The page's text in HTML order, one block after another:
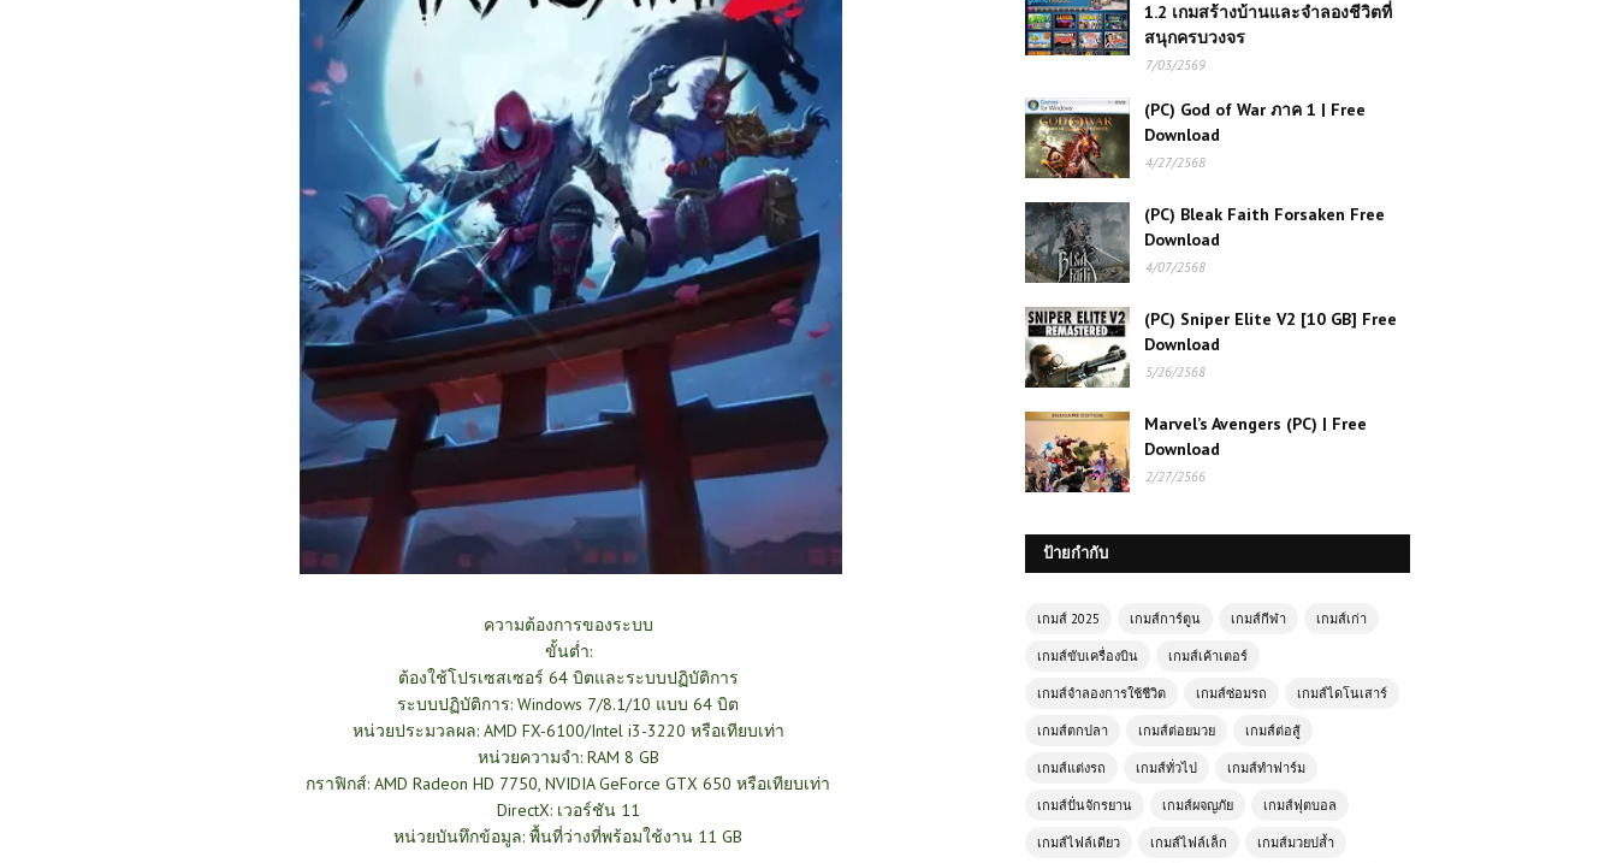
ความต้องการของระบบ
ขั้นต่ำ:
ต้องใช้โปรเซสเซอร์ 64 บิตและระบบปฏิบัติการ
ระบบปฏิบัติการ: Windows 7/8.1/10 แบบ 64 บิต
หน่วยประมวลผล: AMD FX-6100/Intel i3-3220 หรือเทียบเท่า
หน่วยความจำ: RAM 8 GB
กราฟิกส์: AMD Radeon HD 7750, NVIDIA GeForce GTX 650 หรือเทียบเท่า
DirectX: เวอร์ชัน 11
หน่วยบันทึกข้อมูล: พื้นที่ว่างที่พร้อมใช้งาน 11 GB
1.2 เกมสร้างบ้านและจำลองชีวิตที่
สนุกครบวงจร
7/03/2569
(PC) God of War ภาค 1 | Free
Download
4/27/2568
(PC) Bleak Faith Forsaken Free
Download
4/07/2568
(PC) Sniper Elite V2 [10 GB] Free
Download
5/26/2568
Marvel’s Avengers (PC) | Free
Download
2/27/2566
ป้ายกำกับ
เกมส์ 2025 เกมส์การ์ตูน เกมส์กีฬา เกมส์เก่า
เกมส์ขับเครื่องบิน เกมส์เค้าเตอร์
เกมส์จำลองการใช้ชีวิต เกมส์ซ่อมรถ เกมส์ไดโนเสาร์
เกมส์ตกปลา เกมส์ต่อยมวย เกมส์ต่อสู้
เกมส์แต่งรถ เกมส์ทั่วไป เกมส์ทำฟาร์ม
เกมส์ปั่นจักรยาน เกมส์ผจญภัย เกมส์ฟุตบอล
เกมส์ไฟล์เดียว เกมส์ไฟล์เล็ก เกมส์มวยปล้ำ